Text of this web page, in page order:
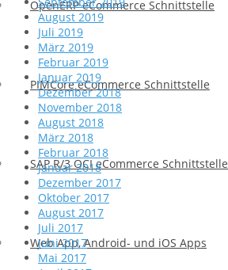
OpenERP eCommerce Schnittstelle
PIMCore eCommerce Schnittstelle
SAP R/3 OCI eCommerce Schnittstelle
Web App, Android- und iOS Apps
August 2019
Juli 2019
März 2019
Februar 2019
Januar 2019
Dezember 2018
November 2018
August 2018
März 2018
Februar 2018
Januar 2018
Dezember 2017
Oktober 2017
August 2017
Juli 2017
Juni 2017
Mai 2017